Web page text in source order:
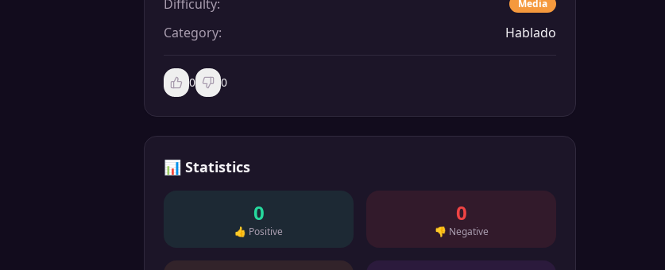
Difficulty: Media
Category: Hablado
0 0
📊 Statistics
0
👍 Positive
0
👎 Negative